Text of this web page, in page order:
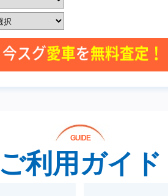
GUIDE
ご利用ガイド